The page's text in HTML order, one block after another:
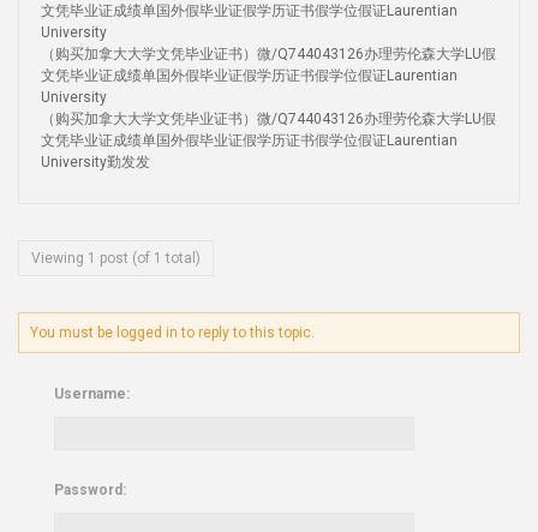
文凭毕业证成绩单国外假毕业证假学历证书假学位假证Laurentian
University
（购买加拿大大学文凭毕业证书）微/Q744043126办理劳伦森大学LU假
文凭毕业证成绩单国外假毕业证假学历证书假学位假证Laurentian
University
（购买加拿大大学文凭毕业证书）微/Q744043126办理劳伦森大学LU假
文凭毕业证成绩单国外假毕业证假学历证书假学位假证Laurentian
University勤发发
Viewing 1 post (of 1 total)
You must be logged in to reply to this topic.
Username:
Password: